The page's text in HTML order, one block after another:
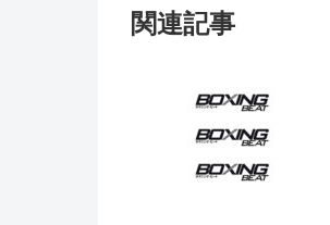
関連記事